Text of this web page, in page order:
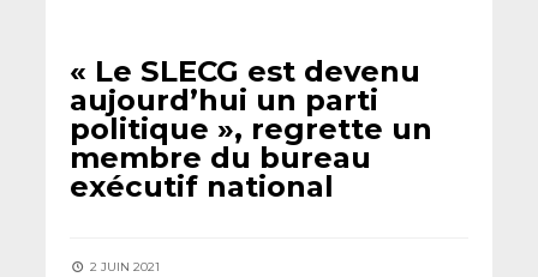
« Le SLECG est devenu
aujourd’hui un parti
politique », regrette un
membre du bureau
exécutif national
2 JUIN 2021